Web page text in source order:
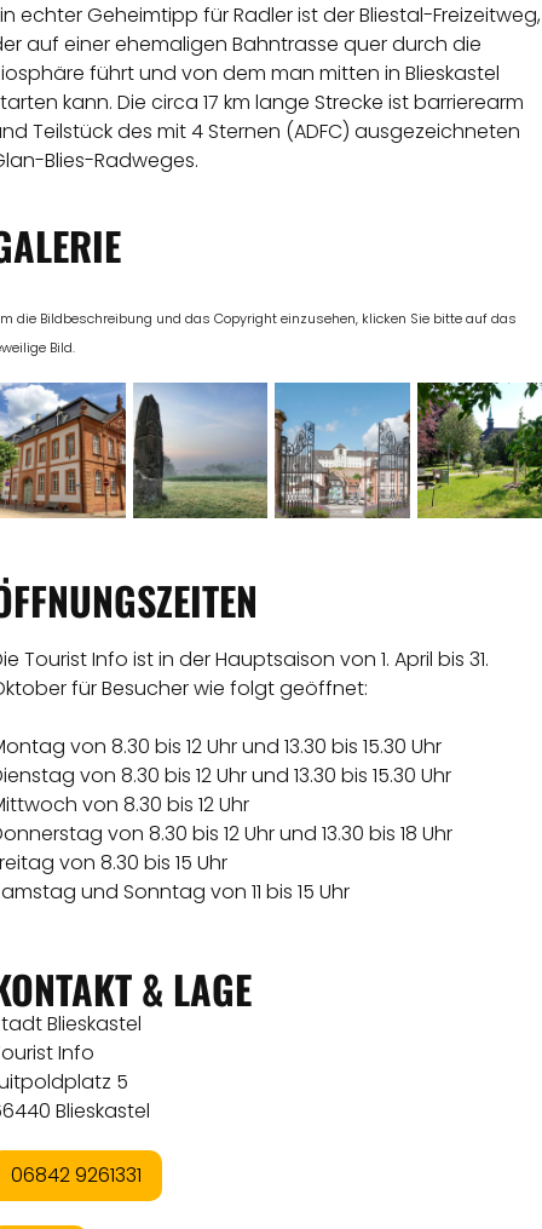
echter Geheimtipp für Radler ist der Bliestal-Freizeitweg,
auf einer ehemaligen Bahntrasse quer durch die
führt und von dem man mitten in Blieskastel
kann. Die circa 17 km lange Strecke ist barrierearm
Teilstück des mit 4 Sternen (ADFC) ausgezeichneten
Blies-Radweges.
die Bildbeschreibung und das Copyright einzusehen, klicken Sie bitte auf das
Bild.
Tourist Info ist in der Hauptsaison von 1. April bis 31.
für Besucher wie folgt geöffnet:
von 8.30 bis 12 Uhr und 13.30 bis 15.30 Uhr
von 8.30 bis 12 Uhr und 13.30 bis 15.30 Uhr
von 8.30 bis 12 Uhr
von 8.30 bis 12 Uhr und 13.30 bis 18 Uhr
von 8.30 bis 15 Uhr
und Sonntag von 11 bis 15 Uhr
& LAGE
Blieskastel
Info
5
Blieskastel
06842 9261331